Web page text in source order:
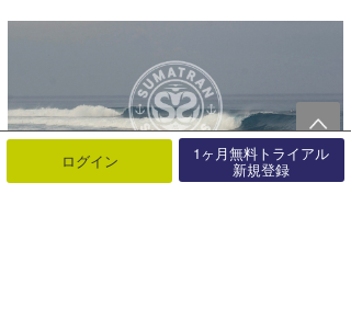
ログイン 1ヶ月無料トライアル
新規登録